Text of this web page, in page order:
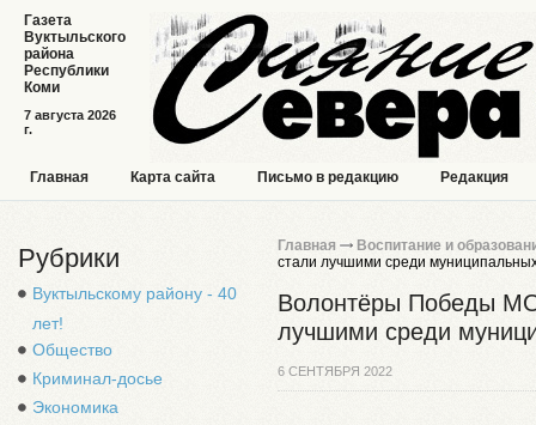
7 августа 2026
г.
Газета
Вуктыльского
района
Республики
Коми
Главная Карта сайта Письмо в редакцию Редакция
Рубрики
Вуктыльскому району - 40
лет!
Общество
Криминал-досье
Экономика
Главная
Воспитание и
стали лучшими среди
Волонтёры Победы
лучшими среди
6 СЕНТЯБРЯ 2022